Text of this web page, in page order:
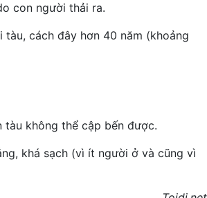
con người thải ra.
tàu, cách đây hơn 40 năm (khoảng
không thể cập bến được.
khá sạch (vì ít người ở và cũng vì